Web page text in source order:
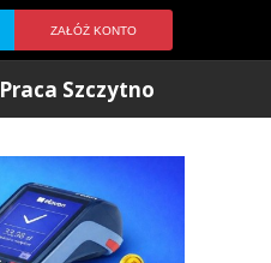
ZAŁÓŻ KONTO
Praca Szczytno